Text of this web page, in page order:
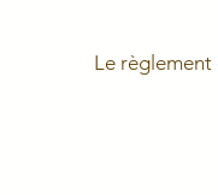
Le règlement